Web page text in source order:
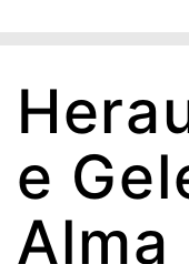
e
Alma